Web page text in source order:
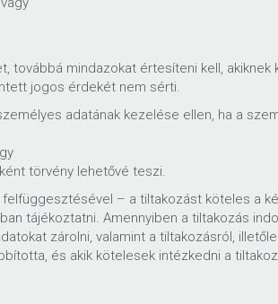
továbbá mindazokat értesíteni kell,
jogos érdekét nem sérti.
adatának kezelése ellen, ha a
törvény lehetővé teszi.
– a tiltakozást köteles a
tájékoztatni. Amennyiben a tiltakozás
zárolni, valamint a tiltakozásról,
és akik kötelesek intézkedni a